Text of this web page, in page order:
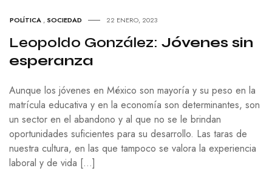
POLÍTICA , SOCIEDAD 22 ENERO, 2023
Leopoldo González: Jóvenes sin
esperanza
Aunque los jóvenes en México son mayoría y su peso en la
matrícula educativa y en la economía son determinantes, son
un sector en el abandono y al que no se le brindan
oportunidades suficientes para su desarrollo. Las taras de
nuestra cultura, en las que tampoco se valora la experiencia
laboral y de vida […]